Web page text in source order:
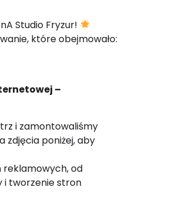
Studio Fryzur!
które obejmowało:
–
i zamontowaliśmy
zdjęcia poniżej, aby
reklamowych, od
i tworzenie stron